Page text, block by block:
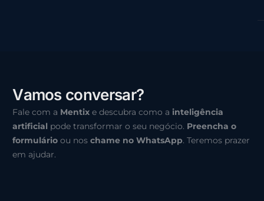
Vamos conversar?
Fale com a Mentix e descubra como a inteligência
artificial pode transformar o seu negócio. Preencha o
formulário ou noschame no WhatsApp. Teremos prazer
em ajudar.